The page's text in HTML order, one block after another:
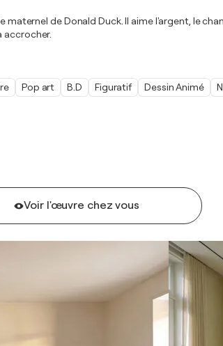
Voir l'œuvre chez vous
de Donald Duck. Il aime l'argent, le
accrocher.
Pop art B.D Figuratif Dessin Animé